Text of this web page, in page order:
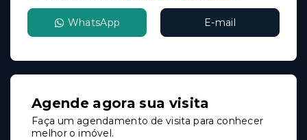
WhatsApp E-mail
Agende agora sua visita
Faça um agendamento de visita para conhecer
melhor o imóvel.